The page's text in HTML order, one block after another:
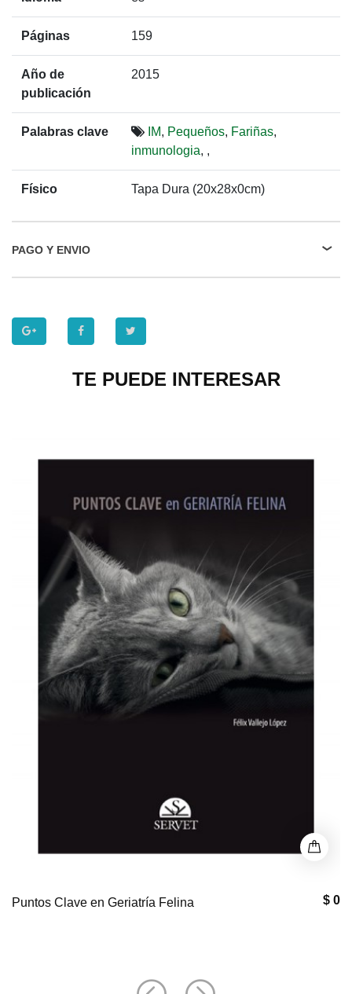
Páginas 159
Año de
publicación
2015
Palabras clave IM, Pequeños, Fariñas,
inmunologia, ,
Físico Tapa Dura (20x28x0cm)
PAGO Y ENVIO
TE PUEDE INTERESAR
$ 0
Puntos Clave en Geriatría Felina